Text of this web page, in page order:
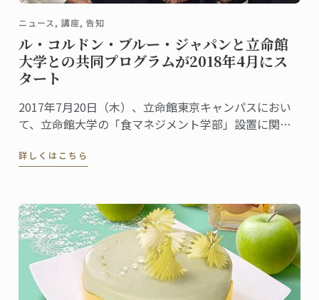
ニュース, 講座, 告知
ル・コルドン・ブルー・ジャパンと立命館
大学との共同プログラムが2018年4月にス
タート
2017年7月20日（木）、立命館東京キャンパスにおい
て、立命館大学の「食マネジメント学部」設置に関す
提携に関する記者発表が行われました。
詳しくはこちら